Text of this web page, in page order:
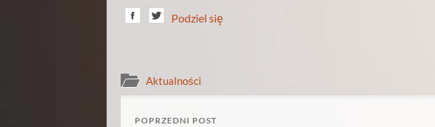
Podziel się
Aktualności
POPRZEDNI POST